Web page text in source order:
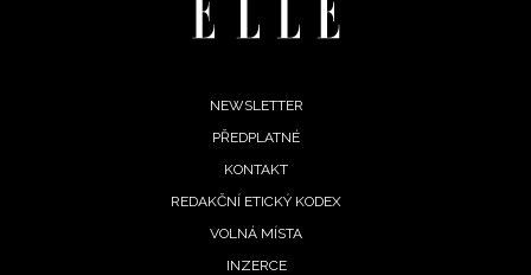
NEWSLETTER
PŘEDPLATNÉ
KONTAKT
REDAKČNÍ ETICKÝ KODEX
VOLNÁ MÍSTA
INZERCE